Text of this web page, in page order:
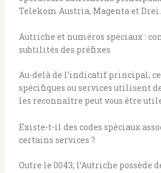
Telekom Austria, Magenta et Drei.
Autriche et numéros spéciaux :
subtilités des préfixes
Au-delà de l’indicatif principal,
spécifiques ou services utilisent
les reconnaître peut vous être
Existe-t-il des codes spéciaux
certains services ?
Outre le 0043, l’Autriche possède